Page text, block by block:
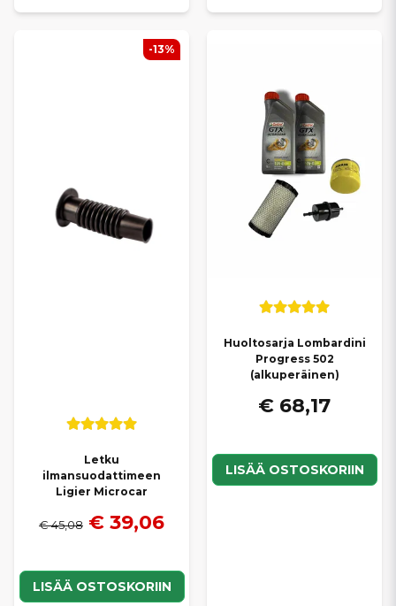
Letku
ilmansuodattimeen
Ligier Microcar
€ 45,08 € 39,06
LISÄÄ OSTOSKORIIN
-13%
Huoltosarja Lombardini
Progress 502
(alkuperäinen)
€ 68,17
LISÄÄ OSTOSKORIIN